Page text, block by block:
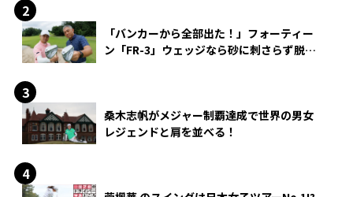
「バンカーから全部出た！」フォーティー
ン「FR-3」ウェッジなら砂に刺さらず脱出
桑木志帆がメジャー制覇達成で世界の男女
レジェンドと肩を並べる！